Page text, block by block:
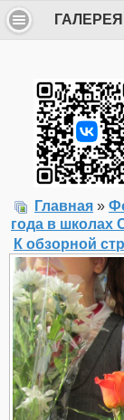
Главная »
года в школах
К обзорной